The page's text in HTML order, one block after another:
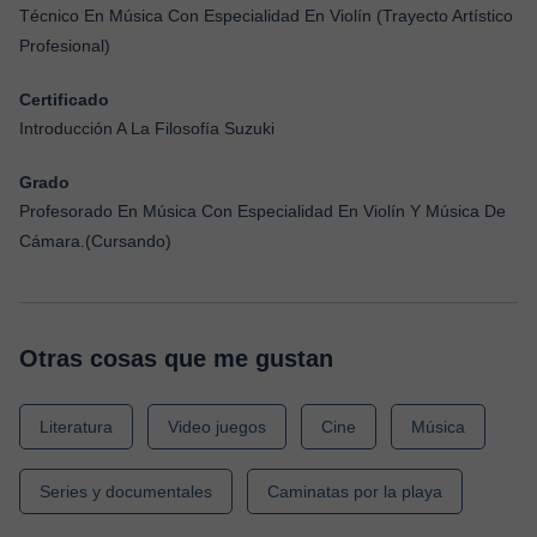
Técnico En Música Con Especialidad En Violín (Trayecto Artístico
Profesional)
Certificado
Introducción A La Filosofía Suzuki
Grado
Profesorado En Música Con Especialidad En Violín Y Música De
Cámara.(Cursando)
Otras cosas que me gustan
Literatura Video juegos Cine Música
Series y documentales Caminatas por la playa